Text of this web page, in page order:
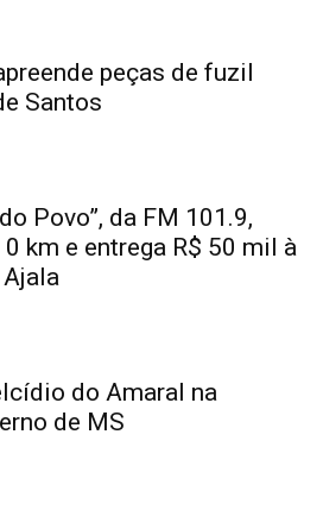
peças de fuzil
Santos
Povo”, da FM 101.9,
km e entrega R$ 50 mil à
do Amaral na
de MS